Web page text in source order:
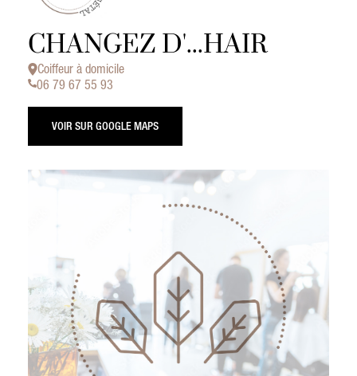
CHANGEZ D'...HAIR
Coiffeur à domicile
06 79 67 55 93
VOIR SUR GOOGLE MAPS